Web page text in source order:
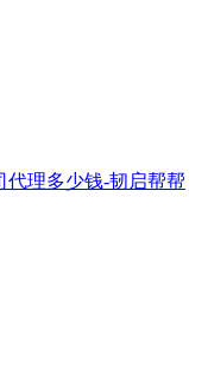
代理多少钱-韧启帮帮